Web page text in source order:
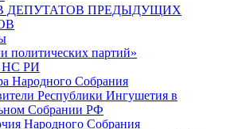
ДЕПУТАТОВ ПРЕДЫДУЩИХ
политических партий»
НС РИ
Народного Собрания
Республики Ингушетия в
Собрании РФ
Народного Собрания